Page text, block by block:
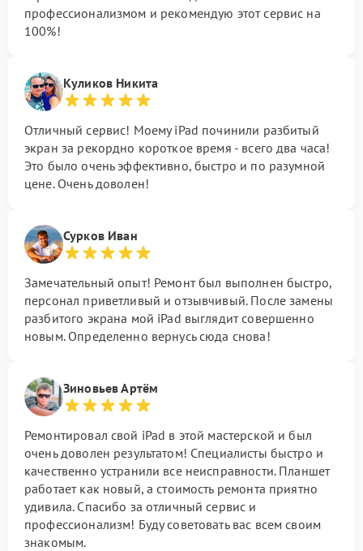
профессионализмом и рекомендую этот сервис на
100%!
Куликов Никита
Отличный сервис! Моему iPad починили разбитый
экран за рекордно короткое время - всего два часа!
Это было очень эффективно, быстро и по разумной
цене. Очень доволен!
Сурков Иван
Замечательный опыт! Ремонт был выполнен быстро,
персонал приветливый и отзывчивый. После замены
разбитого экрана мой iPad выглядит совершенно
новым. Определенно вернусь сюда снова!
Зиновьев Артём
Ремонтировал свой iPad в этой мастерской и был
очень доволен результатом! Специалисты быстро и
качественно устранили все неисправности. Планшет
работает как новый, а стоимость ремонта приятно
удивила. Спасибо за отличный сервис и
профессионализм! Буду советовать вас всем своим
знакомым.